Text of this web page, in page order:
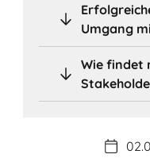
Umgang
Wie findet